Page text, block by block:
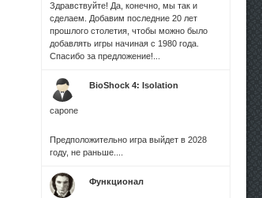
Здравствуйте! Да, конечно, мы так и
сделаем. Добавим последние 20 лет
прошлого столетия, чтобы можно было
добавлять игры начиная с 1980 года.
Спасибо за предложение!...
capone
BioShock 4: Isolation
Предположительно игра выйдет в 2028
году, не раньше....
Функционал